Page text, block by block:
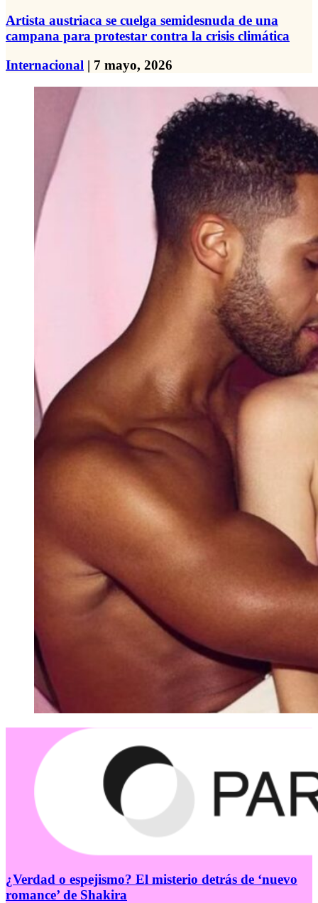
Artista austriaca se cuelga semidesnuda de una
campana para protestar contra la crisis climática
Internacional | 7 mayo, 2026
¿Verdad o espejismo? El misterio detrás de ‘nuevo
romance’ de Shakira